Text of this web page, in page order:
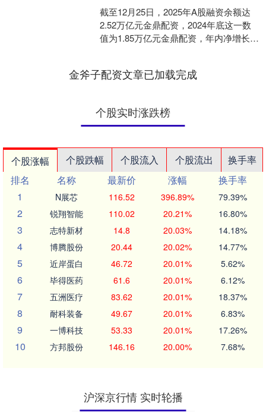
截至12月25日，2025年A股融资余额达
2.52万亿元金鼎配资，2024年底这一数
值为1.85万亿元金鼎配资，年内净增长
金斧子配资文章已加载完成
个股实时涨跌榜
个股涨幅 个股跌幅 个股流入 个股流出
换手率
排名
名称 最新价 涨幅
换手率
1
N展芯 116.52 396.89% 79.39%
2 锐翔智能 110.02 20.21% 16.80%
3 志特新材 14.8 20.03% 14.18%
4 博腾股份 20.44 20.02% 14.77%
5 近岸蛋白 46.72 20.01% 5.62%
6 毕得医药 61.6 20.01% 6.12%
7 五洲医疗 83.62 20.01% 18.37%
8 耐科装备 49.67 20.01% 6.83%
9 一博科技 53.33 20.01% 17.26%
10 方邦股份 146.16 20.00% 7.68%
沪深京行情 实时轮播